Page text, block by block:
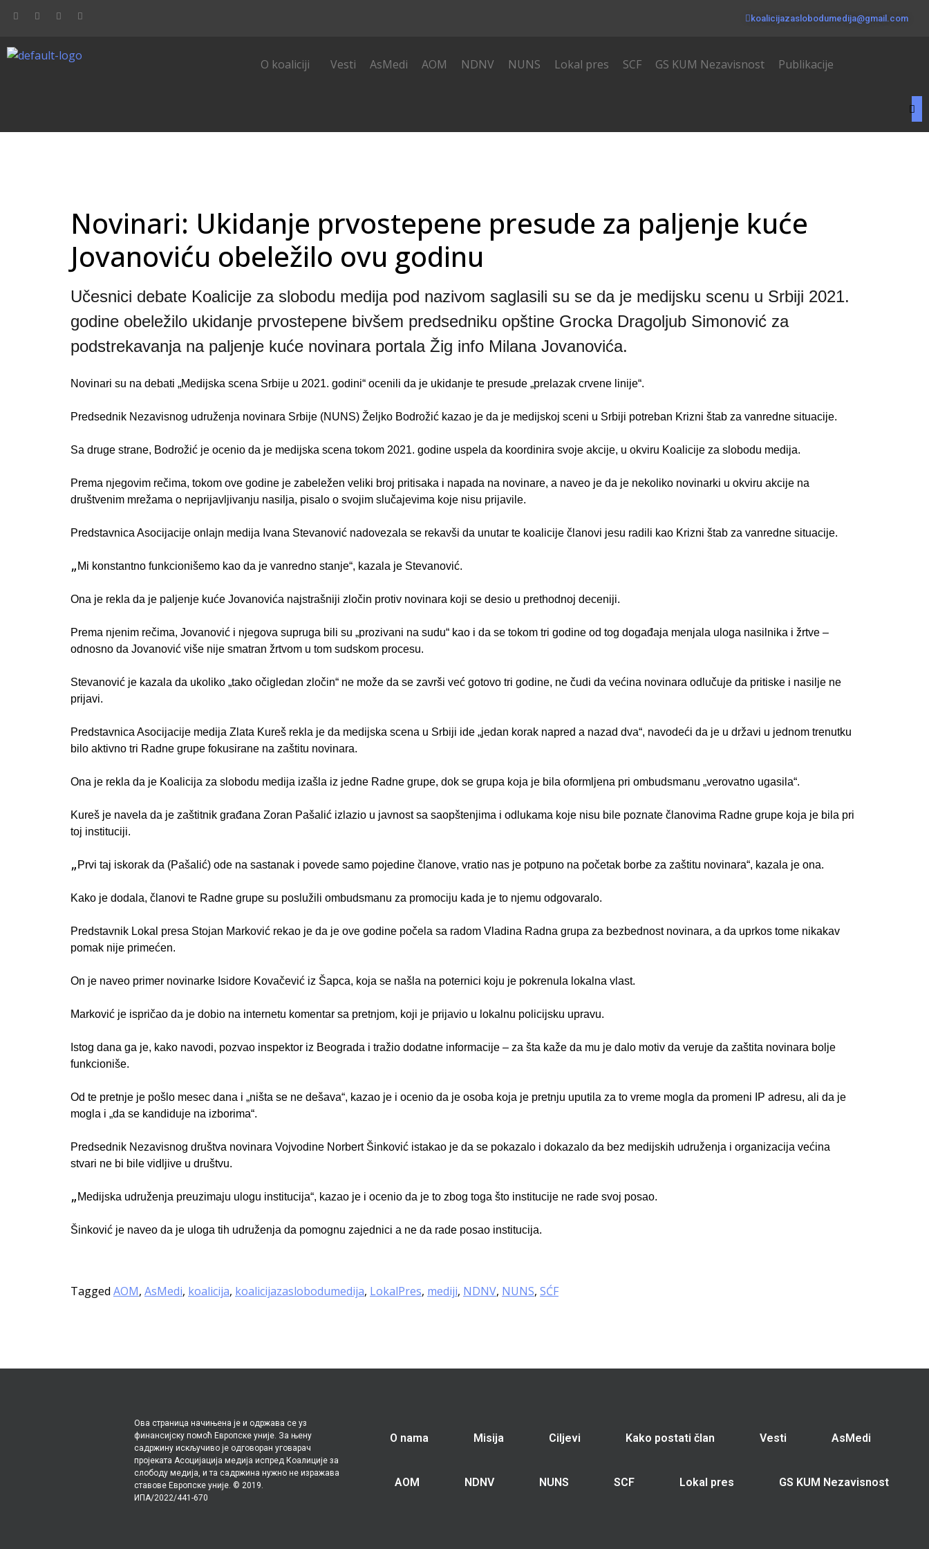
koalicijazaslobodumedija@gmail.com
O koaliciji Vesti AsMedi AOM NDNV NUNS Lokal pres SCF GS KUM Nezavisnost Publikacije
Novinari: Ukidanje prvostepene presude za paljenje kuće
Jovanoviću obeležilo ovu godinu
Učesnici debate Koalicije za slobodu medija pod nazivom saglasili su se da je medijsku scenu u Srbiji 2021.
godine obeležilo ukidanje prvostepene bivšem predsedniku opštine Grocka Dragoljub Simonović za
podstrekavanja na paljenje kuće novinara portala Žig info Milana Jovanovića.
Novinari su na debati „Medijska scena Srbije u 2021. godini“ ocenili da je ukidanje te presude „prelazak crvene linije“.
Predsednik Nezavisnog udruženja novinara Srbije (NUNS) Željko Bodrožić kazao je da je medijskoj sceni u Srbiji potreban Krizni štab za vanredne situacije.
Sa druge strane, Bodrožić je ocenio da je medijska scena tokom 2021. godine uspela da koordinira svoje akcije, u okviru Koalicije za slobodu medija.
Prema njegovim rečima, tokom ove godine je zabeležen veliki broj pritisaka i napada na novinare, a naveo je da je nekoliko novinarki u okviru akcije na
društvenim mrežama o neprijavljivanju nasilja, pisalo o svojim slučajevima koje nisu prijavile.
Predstavnica Asocijacije onlajn medija Ivana Stevanović nadovezala se rekavši da unutar te koalicije članovi jesu radili kao Krizni štab za vanredne situacije.
„ Mi konstantno funkcionišemo kao da je vanredno stanje“, kazala je Stevanović.
Ona je rekla da je paljenje kuće Jovanovića najstrašniji zločin protiv novinara koji se desio u prethodnoj deceniji.
Prema njenim rečima, Jovanović i njegova supruga bili su „prozivani na sudu“ kao i da se tokom tri godine od tog događaja menjala uloga nasilnika i žrtve –
odnosno da Jovanović više nije smatran žrtvom u tom sudskom procesu.
Stevanović je kazala da ukoliko „tako očigledan zločin“ ne može da se završi već gotovo tri godine, ne čudi da većina novinara odlučuje da pritiske i nasilje ne
prijavi.
Predstavnica Asocijacije medija Zlata Kureš rekla je da medijska scena u Srbiji ide „jedan korak napred a nazad dva“, navodeći da je u državi u jednom trenutku
bilo aktivno tri Radne grupe fokusirane na zaštitu novinara.
Ona je rekla da je Koalicija za slobodu medija izašla iz jedne Radne grupe, dok se grupa koja je bila oformljena pri ombudsmanu „verovatno ugasila“.
Kureš je navela da je zaštitnik građana Zoran Pašalić izlazio u javnost sa saopštenjima i odlukama koje nisu bile poznate članovima Radne grupe koja je bila pri
toj instituciji.
„ Prvi taj iskorak da (Pašalić) ode na sastanak i povede samo pojedine članove, vratio nas je potpuno na početak borbe za zaštitu novinara“, kazala je ona.
Kako je dodala, članovi te Radne grupe su poslužili ombudsmanu za promociju kada je to njemu odgovaralo.
Predstavnik Lokal presa Stojan Marković rekao je da je ove godine počela sa radom Vladina Radna grupa za bezbednost novinara, a da uprkos tome nikakav
pomak nije primećen.
On je naveo primer novinarke Isidore Kovačević iz Šapca, koja se našla na poternici koju je pokrenula lokalna vlast.
Marković je ispričao da je dobio na internetu komentar sa pretnjom, koji je prijavio u lokalnu policijsku upravu.
Istog dana ga je, kako navodi, pozvao inspektor iz Beograda i tražio dodatne informacije – za šta kaže da mu je dalo motiv da veruje da zaštita novinara bolje
funkcioniše.
Od te pretnje je pošlo mesec dana i „ništa se ne dešava“, kazao je i ocenio da je osoba koja je pretnju uputila za to vreme mogla da promeni IP adresu, ali da je
mogla i „da se kandiduje na izborima“.
Predsednik Nezavisnog društva novinara Vojvodine Norbert Šinković istakao je da se pokazalo i dokazalo da bez medijskih udruženja i organizacija većina
stvari ne bi bile vidljive u društvu.
„ Medijska udruženja preuzimaju ulogu institucija“, kazao je i ocenio da je to zbog toga što institucije ne rade svoj posao.
Šinković je naveo da je uloga tih udruženja da pomognu zajednici a ne da rade posao institucija.
Tagged AOM, AsMedi, koalicija, koalicijazaslobodumedija, LokalPres, mediji, NDNV, NUNS, SĆF
Ова страница начињена је и одржава се уз
финансијску помоћ Европске уније. За њену
садржину искључиво је одговоран уговарач
пројеката Асоцијација медија испред Коалиције за
слободу медија, и та садржина нужно не изражава
ставове Европске уније. © 2019.
ИПА/2022/441-670
O nama Misija Ciljevi Kako postati član Vesti AsMedi
AOM NDNV NUNS SCF Lokal pres GS KUM Nezavisnost